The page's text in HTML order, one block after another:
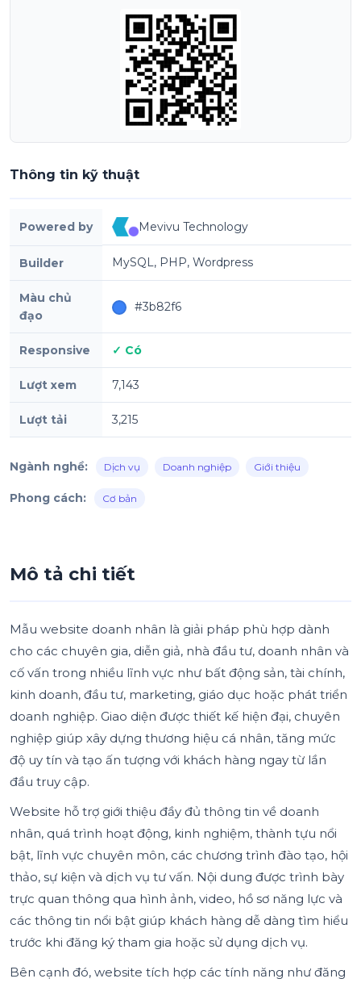
Thông tin kỹ thuật
Powered by Mevivu Technology
Builder MySQL, PHP, Wordpress
Màu chủ
đạo
#3b82f6
Responsive ✓ Có
Lượt xem 7,143
Lượt tải 3,215
Ngành nghề: Dịch vụ Doanh nghiệp Giới thiệu
Phong cách: Cơ bản
Mô tả chi tiết
Mẫu website doanh nhân là giải pháp phù hợp dành
cho các chuyên gia, diễn giả, nhà đầu tư, doanh nhân và
cố vấn trong nhiều lĩnh vực như bất động sản, tài chính,
kinh doanh, đầu tư, marketing, giáo dục hoặc phát triển
doanh nghiệp. Giao diện được thiết kế hiện đại, chuyên
nghiệp giúp xây dựng thương hiệu cá nhân, tăng mức
độ uy tín và tạo ấn tượng với khách hàng ngay từ lần
đầu truy cập.
Website hỗ trợ giới thiệu đầy đủ thông tin về doanh
nhân, quá trình hoạt động, kinh nghiệm, thành tựu nổi
bật, lĩnh vực chuyên môn, các chương trình đào tạo, hội
thảo, sự kiện và dịch vụ tư vấn. Nội dung được trình bày
trực quan thông qua hình ảnh, video, hồ sơ năng lực và
các thông tin nổi bật giúp khách hàng dễ dàng tìm hiểu
trước khi đăng ký tham gia hoặc sử dụng dịch vụ.
Bên cạnh đó, website tích hợp các tính năng như đăng